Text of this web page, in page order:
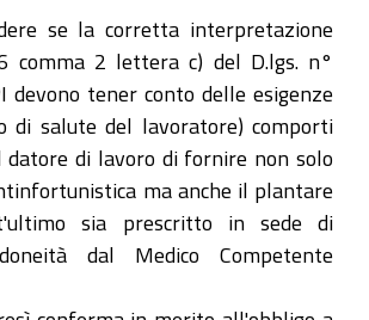
se la corretta interpretazione
comma 2 lettera c) del D.lgs. n°
devono tener conto delle esigenze
di salute del lavoratore) comporti
datore di lavoro di fornire non solo
ma anche il plantare
sia prescritto in sede di
dal Medico Competente